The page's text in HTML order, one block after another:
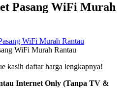
Pasang WiFi Murah
WiFi Murah Rantau
kasih daftar harga lengkapnya!
Internet Only (Tanpa TV &